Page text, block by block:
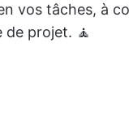
vos tâches, à
de projet. 🧘